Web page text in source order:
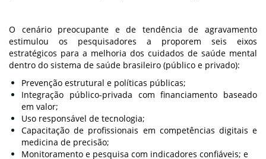
O cenário preocupante e de tendência de agravamento
estimulou os pesquisadores a proporem seis eixos
estratégicos para a melhoria dos cuidados de saúde mental
dentro do sistema de saúde brasileiro (público e privado):
Prevenção estrutural e políticas públicas;
Integração público-privada com financiamento baseado
em valor;
Uso responsável de tecnologia;
Capacitação de profissionais em competências digitais e
medicina de precisão;
Monitoramento e pesquisa com indicadores confiáveis; e